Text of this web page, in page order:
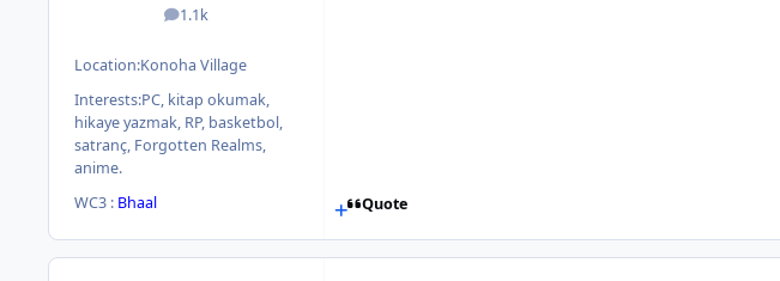
1.1k
posts
Location:Konoha Village
Interests:PC, kitap okumak,
hikaye yazmak, RP, basketbol,
satranç, Forgotten Realms,
anime.
WC3 : Bhaal Quote